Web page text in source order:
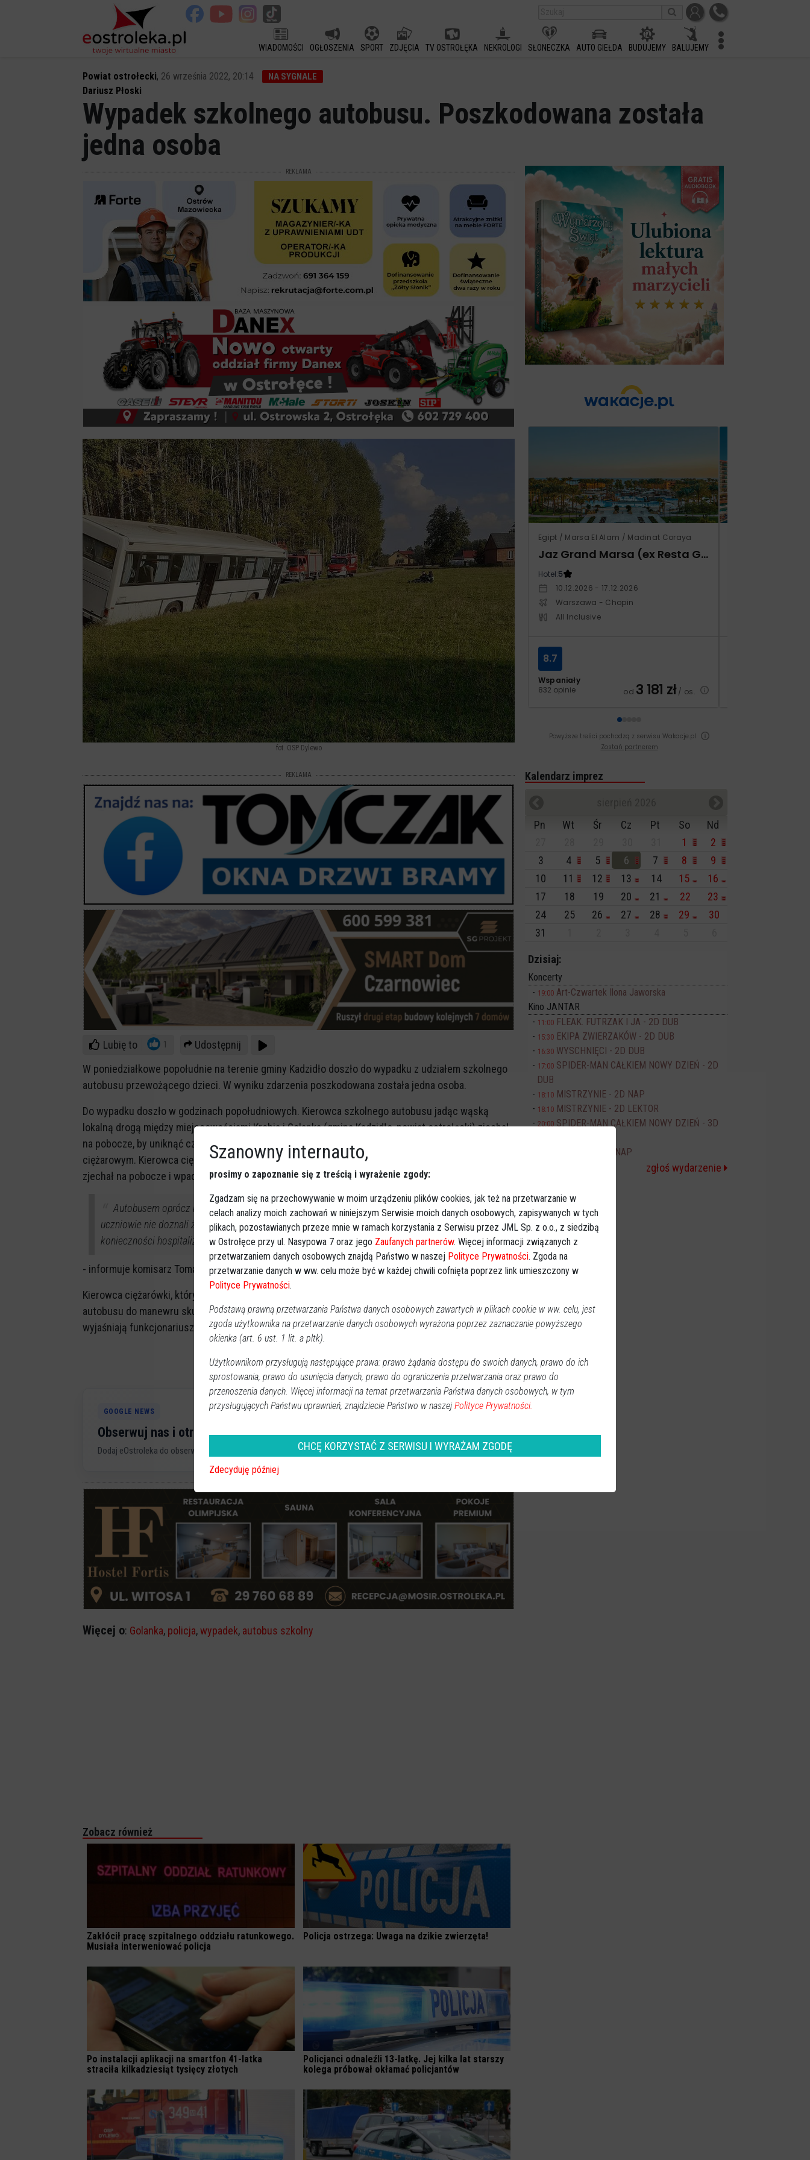
WIADOMOŚCI OGŁOSZENIA SPORT ZDJĘCIA TV OSTROŁĘKA NEKROLOGI SŁONECZKA AUTO GIEŁDA BUDUJEMY BALUJEMY
Powiat ostrołecki, 26 września 2022, 20:14 NA SYGNALE
Dariusz Płoski
Wypadek szkolnego autobusu. Poszkodowana została
jedna osoba
REKLAMA
fot. OSP Dylewo
REKLAMA
Lubię to 1
Udostępnij
W poniedziałkowe popołudnie na terenie gminy Kadzidło doszło do wypadku z udziałem szkolnego
autobusu przewożącego dzieci. W wyniku zdarzenia poszkodowana została jedna osoba.
Do wypadku doszło w godzinach popołudniowych. Kierowca szkolnego autobusu jadąc wąską
lokalną drogą między miejscowościami Krobia i Golanka (gmina Kadzidło, powiat ostrołęcki) zjechał
na pobocze, by uniknąć czołowego zderzenia z jadącym z przeciwnego kierunku pojazdem
ciężarowym. Kierowca ciężarówki miał zjechać na lewą stronę jezdni, co spowodowało, że autobus
zjechał na pobocze i wpadł do przydrożnego rowu.
Autobusem oprócz kierowcy podróżowała jedna opiekunka i dwoje uczniów. Kierowca i
uczniowie nie doznali żadnych obrażeń. Badaniom na miejscu poddano opiekunkę, nie było
konieczności hospitalizacji tej osoby.
- informuje komisarz Tomasz Żerański, rzecznik prasowy Komendy Miejskiej Policji w Ostrołęce.
Kierowca ciężarówki, który zjechał na przeciwległy pas ruchu i tym samym zmusił kierowcę
autobusu do manewru skutkującego wypadkiem, odjechał z miejsca zdarzenia. Sprawę dalej
wyjaśniają funkcjonariusze ostrołęckiej policji.
GOOGLE NEWS
Obserwuj nas i otrzymuj nowe wiadomości
Dodaj eOstroleka do obserwowanych źródeł w Google News.
Więcej o: Golanka, policja,wypadek, autobus szkolny
Zobacz również
Zakłócił pracę szpitalnego oddziału ratunkowego.
Musiała interweniować policja
Policja ostrzega: Uwaga na dzikie zwierzęta!
Po instalacji aplikacji na smartfon 41-latka
straciła kilkadziesiąt tysięcy złotych
Policjanci odnaleźli 13-latkę. Jej kilka lat starszy
kolega próbował okłamać policjantów
Egipt / Marsa El Alam / Madinat Coraya
Jaz Grand Marsa (ex Resta Grand Resort)
Hotel:5
10.12.2026 - 17.12.2026
Warszawa - Chopin
All Inclusive
Wspaniały
832 opinie
8.7
od 3 181 zł/ os.
Powyższe treści pochodzą z serwisu Wakacje.pl
Zostań partnerem
Kalendarz imprez
Pn
Wt Śr Cz Pt So
Nd
1
2
3
4 5 6 7 8
9
10
11 12 13 14 15
16
17
18 19 20 21 22
23
24
25 26 27 28 29
30
31
Dzisiaj:
Koncerty
19:00 Art-Czwartek Ilona Jaworska
Kino JANTAR
11:00 FLEAK. FUTRZAK I JA - 2D DUB
15:30 EKIPA ZWIERZAKÓW - 2D DUB
16:30 WYSCHNIĘCI - 2D DUB
17:00 SPIDER-MAN CAŁKIEM NOWY DZIEŃ - 2D
DUB
18:10 MISTRZYNIE - 2D NAP
18:10 MISTRZYNIE - 2D LEKTOR
20:00 SPIDER-MAN CAŁKIEM NOWY DZIEŃ - 3D
ODYSEJA - 2D NAP
zgłoś wydarzenie
Szanowny internauto,
prosimy o zapoznanie się z treścią i wyrażenie zgody:
Zgadzam się na przechowywanie w moim urządzeniu plików cookies, jak też na przetwarzanie w
celach analizy moich zachowań w niniejszym Serwisie moich danych osobowych, zapisywanych w tych
plikach, pozostawianych przeze mnie w ramach korzystania z Serwisu przez JML Sp. z o.o., z siedzibą
w Ostrołęce przy ul. Nasypowa 7 oraz jego Zaufanych partnerów. Więcej informacji związanych z
przetwarzaniem danych osobowych znajdą Państwo w naszej Polityce Prywatności. Zgoda na
przetwarzanie danych w ww. celu może być w każdej chwili cofnięta poprzez link umieszczony w
Polityce Prywatności.
Podstawą prawną przetwarzania Państwa danych osobowych zawartych w plikach cookie w ww. celu, jest
zgoda użytkownika na przetwarzanie danych osobowych wyrażona poprzez zaznaczanie powyższego
okienka (art. 6 ust. 1 lit. a pltk).
Użytkownikom przysługują następujące prawa: prawo żądania dostępu do swoich danych, prawo do ich
sprostowania, prawo do usunięcia danych, prawo do ograniczenia przetwarzania oraz prawo do
przenoszenia danych. Więcej informacji na temat przetwarzania Państwa danych osobowych, w tym
przysługujących Państwu uprawnień, znajdziecie Państwo w naszej Polityce Prywatności.
CHCĘ KORZYSTAĆ Z SERWISU I WYRAŻAM ZGODĘ
Zdecyduję później